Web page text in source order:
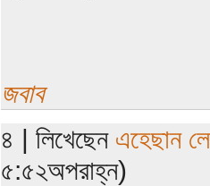
জবাব
৪ | লিখেছেন এহেছান
৫:৫২অপরাহ্ন)